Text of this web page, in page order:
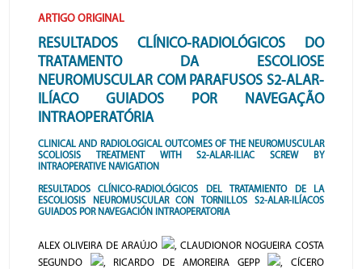
ARTIGO ORIGINAL
RESULTADOS CLÍNICO-RADIOLÓGICOS DO
TRATAMENTO DA ESCOLIOSE
NEUROMUSCULAR COM PARAFUSOS S2-ALAR-
ILÍACO GUIADOS POR NAVEGAÇÃO
INTRAOPERATÓRIA
CLINICAL AND RADIOLOGICAL OUTCOMES OF THE NEUROMUSCULAR
SCOLIOSIS TREATMENT WITH S2-ALAR-ILIAC SCREW BY
INTRAOPERATIVE NAVIGATION
RESULTADOS CLÍNICO-RADIOLÓGICOS DEL TRATAMIENTO DE LA
ESCOLIOSIS NEUROMUSCULAR CON TORNILLOS S2-ALAR-ILÍACOS
GUIADOS POR NAVEGACIÓN INTRAOPERATORIA
ALEX OLIVEIRA DE ARAÚJO
, CLAUDIONOR NOGUEIRA COSTA
SEGUNDO
, RICARDO DE AMOREIRA GEPP
, CÍCERO